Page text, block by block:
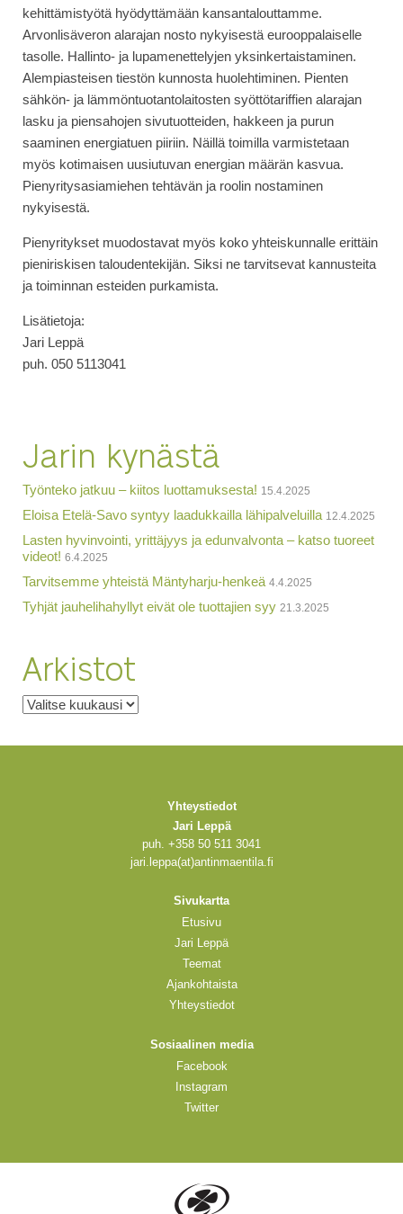
kehittämistyötä hyödyttämään kansantalouttamme.
Arvonlisäveron alarajan nosto nykyisestä eurooppalaiselle
tasolle. Hallinto- ja lupamenettelyjen yksinkertaistaminen.
Alempiasteisen tiestön kunnosta huolehtiminen. Pienten
sähkön- ja lämmöntuotantolaitosten syöttötariffien alarajan
lasku ja piensahojen sivutuotteiden, hakkeen ja purun
saaminen energiatuen piiriin. Näillä toimilla varmistetaan
myös kotimaisen uusiutuvan energian määrän kasvua.
Pienyritysasiamiehen tehtävän ja roolin nostaminen
nykyisestä.
Pienyritykset muodostavat myös koko yhteiskunnalle erittäin
pieniriskisen taloudentekijän. Siksi ne tarvitsevat kannusteita
ja toiminnan esteiden purkamista.
Lisätietoja:
Jari Leppä
puh. 050 5113041
Jarin kynästä
Työnteko jatkuu – kiitos luottamuksesta! 15.4.2025
Eloisa Etelä-Savo syntyy laadukkailla lähipalveluilla 12.4.2025
Lasten hyvinvointi, yrittäjyys ja edunvalvonta – katso tuoreet
videot! 6.4.2025
Tarvitsemme yhteistä Mäntyharju-henkeä 4.4.2025
Tyhjät jauhelihahyllyt eivät ole tuottajien syy 21.3.2025
Arkistot
Arkistot
Yhteystiedot
Jari Leppä
puh. +358 50 511 3041
jari.leppa(at)antinmaentila.fi
Sivukartta
Etusivu
Jari Leppä
Teemat
Ajankohtaista
Yhteystiedot
Sosiaalinen media
Facebook
Instagram
Twitter